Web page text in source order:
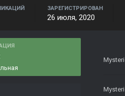
ЗАРЕГИСТРИРОВАН
26 июля, 2020